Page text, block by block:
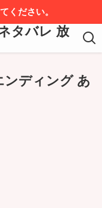
ください。
タバレ 放
ンディング あ